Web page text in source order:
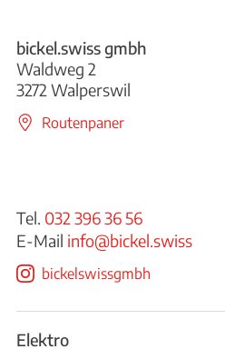
bickel.swiss gmbh
Waldweg 2
3272 Walperswil
Routenpaner
Tel. 032 396 36 56
E-Mail info@bickel.swiss
bickelswissgmbh
Elektro